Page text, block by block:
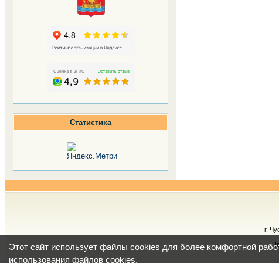
Статистика
г.
Этот сайт использует файлы cookies для более комфортной
использования файлов cookies.